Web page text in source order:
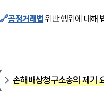
🔗공정거래법 위반 행위에 대해
손해배상청구소송의 제기